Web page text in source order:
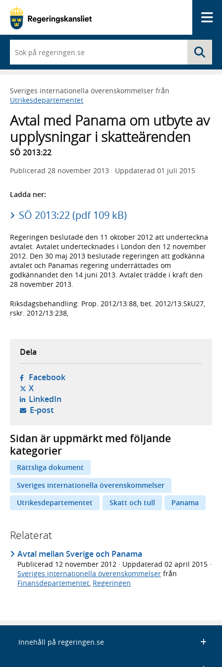
du
börjar
skriva
framträder
en
med
sökförslag
Sveriges internationella överenskommelser från
Utrikesdepartementet
Avtal med Panama om utbyte av
upplysningar i skatteärenden
SÖ 2013:22
Publicerad 28 november 2013 Uppdaterad 01 juli 2015
Ladda ner:
SÖ 2013:22 (pdf 109 kB)
Regeringen beslutade den 11 oktober 2012 att underteckna
avtalet. Avtalet undertecknades i London den 12 november
2012. Den 30 maj 2013 beslutade regeringen att godkänna
avtalet och Panamas regering underrättades om
godkännandet den 14 juni 2013. Avtalet trädde i kraft den
28 november 2013.
Riksdagsbehandling: Prop. 2012/13:88, bet. 2012/13:SkU27,
rskr. 2012/13:238,
Dela
Facebook- öppnas i ny flik, extern webbplats,
X- öppnas i ny flik, extern webbplats,
LinkedIn- öppnas i ny flik, extern webbplats,
E-post- öppnar din e-postklient,
Sidan är uppmärkt med följande
kategorier
Rättsliga dokument
Sveriges internationella överenskommelser
Utrikesdepartementet
Skatt och tull Panama
Relaterat
Avtal mellan Sverige och Panama
Publicerad 12 november 2012 · Uppdaterad 02 april 2015 ·
Sveriges internationella överenskommelser från
Finansdepartementet Regeringen
Innehåll på regeringen.se